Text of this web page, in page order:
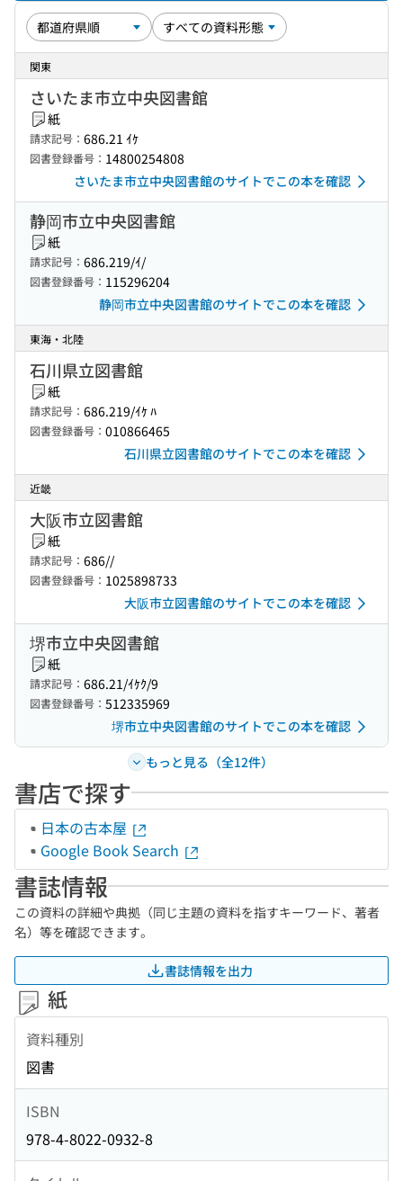
関東
さいたま市立中央図書館
紙
請求記号： 686.21 ｲｹ
図書登録番号： 14800254808
さいたま市立中央図書館のサイトでこの本を確認
静岡市立中央図書館
紙
請求記号： 686.219/ｲ/
図書登録番号： 115296204
静岡市立中央図書館のサイトでこの本を確認
東海・北陸
石川県立図書館
紙
請求記号： 686.219/ｲｹ ﾊ
図書登録番号： 010866465
石川県立図書館のサイトでこの本を確認
近畿
大阪市立図書館
紙
請求記号： 686//
図書登録番号： 1025898733
大阪市立図書館のサイトでこの本を確認
堺市立中央図書館
紙
請求記号： 686.21/ｲｹｸ/9
図書登録番号： 512335969
堺市立中央図書館のサイトでこの本を確認
もっと見る（全12件）
書店で探す
日本の古本屋
Google Book Search
書誌情報
この資料の詳細や典拠（同じ主題の資料を指すキーワード、著者
名）等を確認できます。
書誌情報を出力
紙
資料種別
図書
ISBN
978-4-8022-0932-8